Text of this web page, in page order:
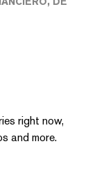
right now,
and more.